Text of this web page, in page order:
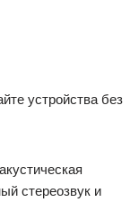
устройства без
стереозвук и